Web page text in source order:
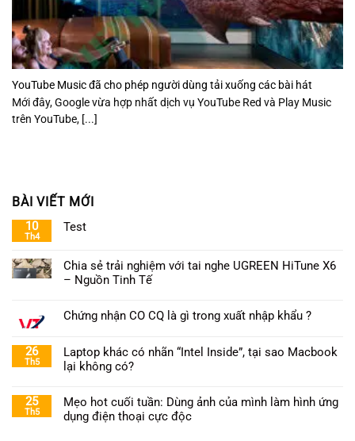
YouTube Music đã cho phép người dùng tải xuống các bài hát
Mới đây, Google vừa hợp nhất dịch vụ YouTube Red và Play Music
trên YouTube, [...]
BÀI VIẾT MỚI
10
Th4
Test
Chia sẻ trải nghiệm với tai nghe UGREEN HiTune X6
– Nguồn Tinh Tế
Chứng nhận CO CQ là gì trong xuất nhập khẩu ?
26
Th5
Laptop khác có nhãn “Intel Inside”, tại sao Macbook
lại không có?
25
Th5
Mẹo hot cuối tuần: Dùng ảnh của mình làm hình ứng
dụng điện thoại cực độc